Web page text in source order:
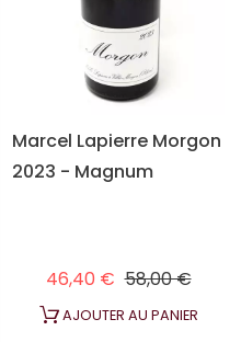
Marcel Lapierre Morgon
2023 - Magnum
46,40 € Prix habituel
58,00 €Prix
AJOUTER AU PANIER